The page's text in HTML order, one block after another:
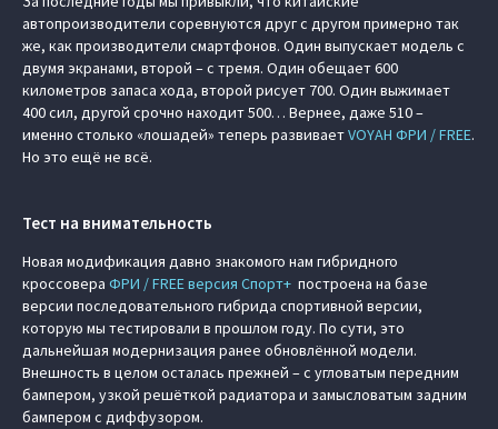
автопроизводители соревнуются друг с другом примерно так
же, как производители смартфонов. Один выпускает модель с
двумя экранами, второй – с тремя. Один обещает 600
километров запаса хода, второй рисует 700. Один выжимает
400 сил, другой срочно находит 500… Вернее, даже 510 –
именно столько «лошадей» теперь развиваетVOYAH ФРИ / FREE.
Но это ещё не всё.
Тест на внимательность
Новая модификация давно знакомого нам гибридного
кроссовера ФРИ / FREE версия Спорт+ построена на базе
версии последовательного гибрида спортивной версии,
которую мы тестировали в прошлом году. По сути, это
дальнейшая модернизация ранее обновлённой модели.
Внешность в целом осталась прежней – с угловатым передним
бампером, узкой решёткой радиатора и замысловатым задним
бампером с диффузором.